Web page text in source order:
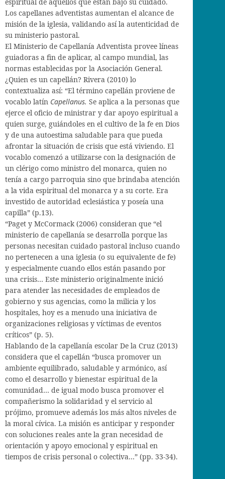
Los capellanes adventistas aumentan el alcance de
misión de la iglesia, validando así la autenticidad de
su ministerio pastoral.
El Ministerio de Capellanía Adventista provee líneas
guiadoras a fin de aplicar, al campo mundial, las
normas establecidas por la Asociación General.
¿Quien es un capellán? Rivera (2010) lo
contextualiza así: “El término capellán proviene de
vocablo latín Capellanus. Se aplica a la personas que
ejerce el oficio de ministrar y dar apoyo espiritual a
quien surge, guiándoles en el cultivo de la fe en Dios
y de una autoestima saludable para que pueda
afrontar la situación de crisis que está viviendo. El
vocablo comenzó a utilizarse con la designación de
un clérigo como ministro del monarca, quien no
tenía a cargo parroquia sino que brindaba atención
a la vida espiritual del monarca y a su corte. Era
investido de autoridad eclesiástica y poseía una
capilla” (p.13).
“Paget y McCormack (2006) consideran que “el
ministerio de capellanía se desarrolla porque las
personas necesitan cuidado pastoral incluso cuando
no pertenecen a una iglesia (o su equivalente de fe)
y especialmente cuando ellos están pasando por
una crisis… Este ministerio originalmente inició
para atender las necesidades de empleados de
gobierno y sus agencias, como la milicia y los
hospitales, hoy es a menudo una iniciativa de
organizaciones religiosas y víctimas de eventos
críticos” (p. 5).
Hablando de la capellanía escolar De la Cruz (2013)
considera que el capellán “busca promover un
ambiente equilibrado, saludable y armónico, así
como el desarrollo y bienestar espiritual de la
comunidad… de igual modo busca promover el
compañerismo la solidaridad y el servicio al
prójimo, promueve además los más altos niveles de
la moral cívica. La misión es anticipar y responder
con soluciones reales ante la gran necesidad de
orientación y apoyo emocional y espiritual en
tiempos de crisis personal o colectiva…” (pp. 33-34).